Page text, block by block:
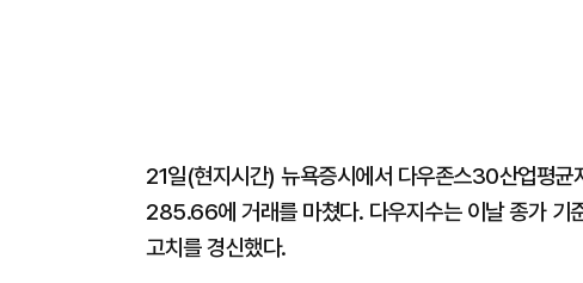
21일(현지시간) 뉴욕증시에서 다우존스30산업평
285.66에 거래를 마쳤다. 다우지수는 이날 종가 기
고치를 경신했다.